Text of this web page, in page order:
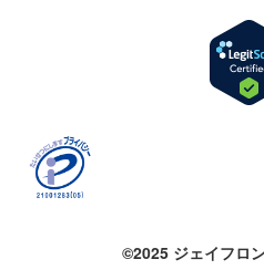
©2025 ジェイフロ